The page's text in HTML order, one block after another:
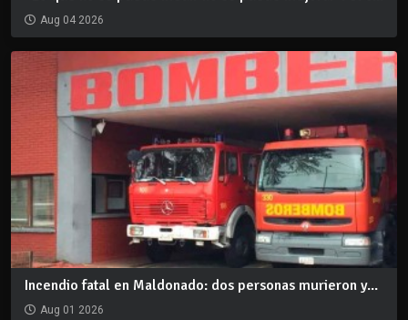
Aug 04 2026
Incendio fatal en Maldonado: dos personas murieron y...
Aug 01 2026